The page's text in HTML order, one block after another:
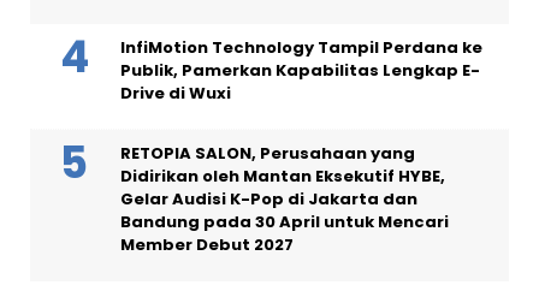
InfiMotion Technology Tampil Perdana ke
Publik, Pamerkan Kapabilitas Lengkap E-
Drive di Wuxi
RETOPIA SALON, Perusahaan yang
Didirikan oleh Mantan Eksekutif HYBE,
Gelar Audisi K-Pop di Jakarta dan
Bandung pada 30 April untuk Mencari
Member Debut 2027